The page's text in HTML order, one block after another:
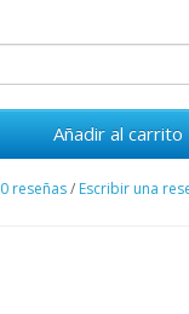
Añadir al carrito
0 reseñas/ Escribir una